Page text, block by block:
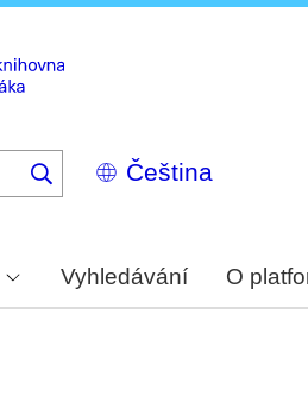
Select
your
Vyhledávání O